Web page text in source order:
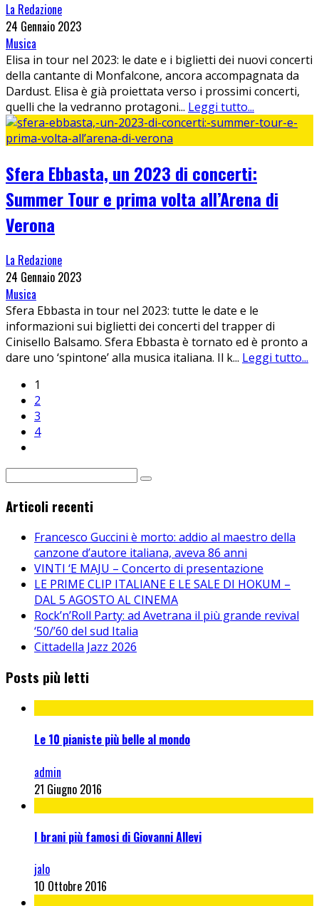
La Redazione
24 Gennaio 2023
Musica
Elisa in tour nel 2023: le date e i biglietti dei nuovi concerti
della cantante di Monfalcone, ancora accompagnata da
Dardust. Elisa è già proiettata verso i prossimi concerti,
quelli che la vedranno protagoni... Leggi tutto...
Sfera Ebbasta, un 2023 di concerti:
Summer Tour e prima volta all’Arena di
Verona
La Redazione
24 Gennaio 2023
Musica
Sfera Ebbasta in tour nel 2023: tutte le date e le
informazioni sui biglietti dei concerti del trapper di
Cinisello Balsamo. Sfera Ebbasta è tornato ed è pronto a
dare uno ‘spintone’ alla musica italiana. Il k... Leggi tutto...
1
2
3
4
Articoli recenti
Francesco Guccini è morto: addio al maestro della
canzone d’autore italiana, aveva 86 anni
VINTI ‘E MAJU – Concerto di presentazione
LE PRIME CLIP ITALIANE E LE SALE DI HOKUM –
DAL 5 AGOSTO AL CINEMA
Rock’n’Roll Party: ad Avetrana il più grande revival
‘50/’60 del sud Italia
Cittadella Jazz 2026
Posts più letti
Le 10 pianiste più belle al mondo
admin
21 Giugno 2016
I brani più famosi di Giovanni Allevi
jalo
10 Ottobre 2016